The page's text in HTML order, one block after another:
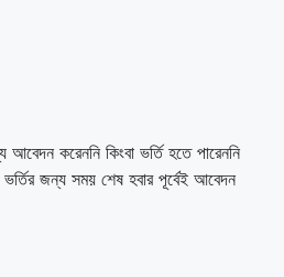
আবেদন করেননি কিংবা ভর্তি হতে পারেননি
জন্য সময় শেষ হবার পূর্বেই আবেদন